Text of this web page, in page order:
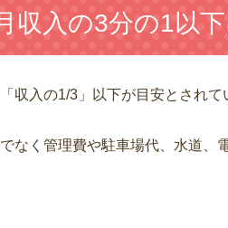
収入の3分の1以下
収入の1/3」以下が目安とされ
なく管理費や駐車場代、水道